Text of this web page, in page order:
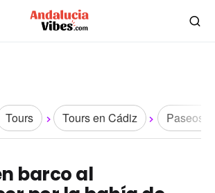
Tours Tours en Cádiz Paseos
barco al